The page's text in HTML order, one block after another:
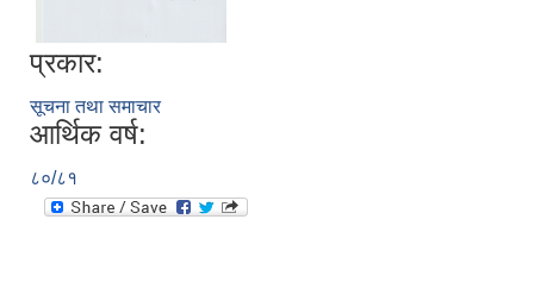
प्रकार:
सूचना तथा समाचार
आर्थिक वर्ष:
८०/८१